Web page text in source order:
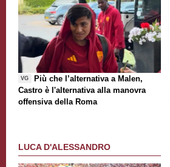
VG
Più che l’alternativa a Malen,
Castro è l'alternativa alla manovra
offensiva della Roma
LUCA D'ALESSANDRO